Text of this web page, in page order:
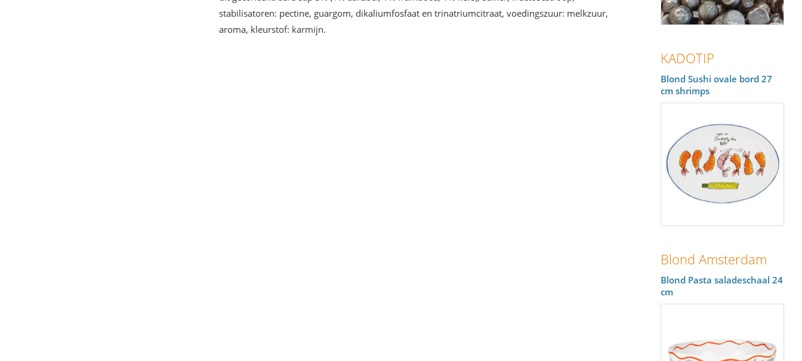
stabilisatoren: pectine, guargom, dikaliumfosfaat en trinatriumcitraat, voedingszuur: melkzuur,
aroma, kleurstof: karmijn.
KADOTIP
Blond Sushi ovale bord 27
cm shrimps
Blond Amsterdam
Blond Pasta saladeschaal 24
cm